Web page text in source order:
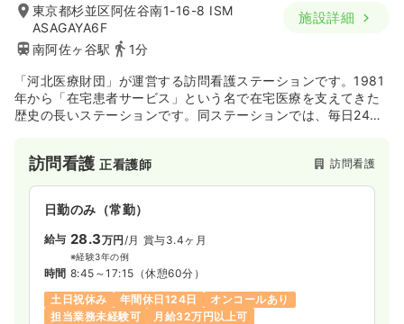
東京都杉並区阿佐谷南1-16-8 ISM
ASAGAYA6F
南阿佐ヶ谷駅
1分
施設詳細
「河北医療財団」が運営する訪問看護ステーションです。1981
年から「在宅患者サービス」という名で在宅医療を支えてきた
歴史の長いステーションです。同ステーションでは、毎日24時
療従事者ではなく、地域の方々にとっての身近な医療者であり
たいという思いももっています。
利用者様は小児から高齢者の方まで幅広く、河北医療財団を通
じた高度な医療から予防医療、最期の時まで、様々なニーズに
応えられような体制を整えています。
訪問看護正看護師 訪問看護
日勤のみ（常勤）
給与 28.3万円/月 賞与3.4ヶ月
※経験3年の例
時間 8:45～17:15 （休憩60分）
土日祝休み
年間休日124日
オンコールあり
担当業務未経験可
月給32万円以上可